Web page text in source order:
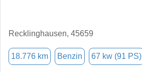
Recklinghausen, 45659
18.776 km Benzin 67 kw (91 PS)